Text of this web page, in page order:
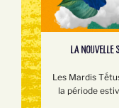
LA NOUVELLE
Les Mardis
la période